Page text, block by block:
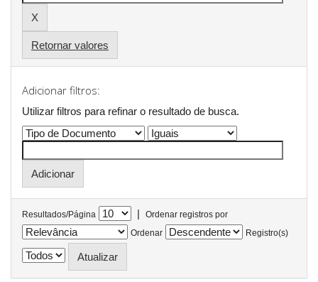
Retornar valores
Adicionar filtros:
Utilizar filtros para refinar o resultado de busca.
Resultados/Página |
Ordenar registros por
Ordenar
Registro(s)